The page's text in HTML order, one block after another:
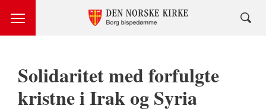
Solidaritet med forfulgte
kristne i Irak og Syria